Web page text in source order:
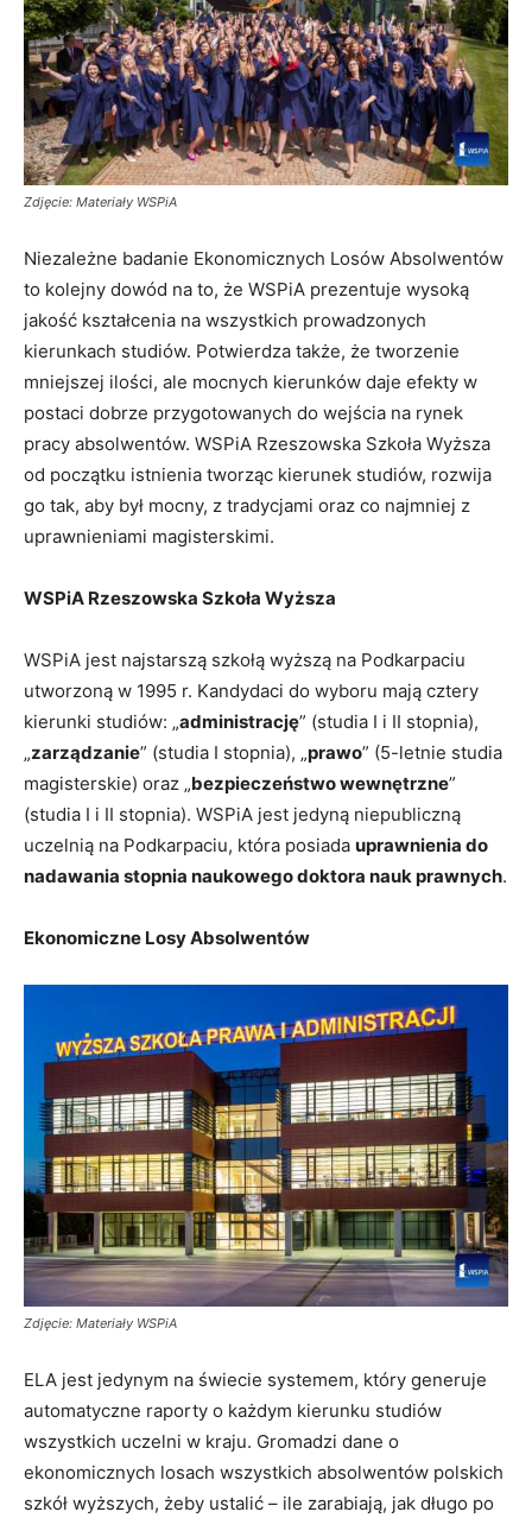
Zdjęcie: Materiały WSPiA
Niezależne badanie Ekonomicznych Losów Absolwentów
to kolejny dowód na to, że WSPiA prezentuje wysoką
jakość kształcenia na wszystkich prowadzonych
kierunkach studiów. Potwierdza także, że tworzenie
mniejszej ilości, ale mocnych kierunków daje efekty w
postaci dobrze przygotowanych do wejścia na rynek
pracy absolwentów. WSPiA Rzeszowska Szkoła Wyższa
od początku istnienia tworząc kierunek studiów, rozwija
go tak, aby był mocny, z tradycjami oraz co najmniej z
uprawnieniami magisterskimi.
WSPiA Rzeszowska Szkoła Wyższa
WSPiA jest najstarszą szkołą wyższą na Podkarpaciu
utworzoną w 1995 r. Kandydaci do wyboru mają cztery
kierunki studiów: „administrację” (studia I i II stopnia),
„zarządzanie” (studia I stopnia), „prawo” (5-letnie studia
magisterskie) oraz „bezpieczeństwo wewnętrzne”
(studia I i II stopnia). WSPiA jest jedyną niepubliczną
uczelnią na Podkarpaciu, która posiada uprawnienia do
nadawania stopnia naukowego doktora nauk prawnych.
Ekonomiczne Losy Absolwentów
Zdjęcie: Materiały WSPiA
ELA jest jedynym na świecie systemem, który generuje
automatyczne raporty o każdym kierunku studiów
wszystkich uczelni w kraju. Gromadzi dane o
ekonomicznych losach wszystkich absolwentów polskich
szkół wyższych, żeby ustalić – ile zarabiają, jak długo po